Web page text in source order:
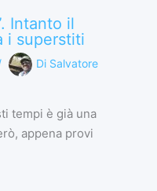
Intanto il
i superstiti
Di Salvatore
tempi è già una
appena provi